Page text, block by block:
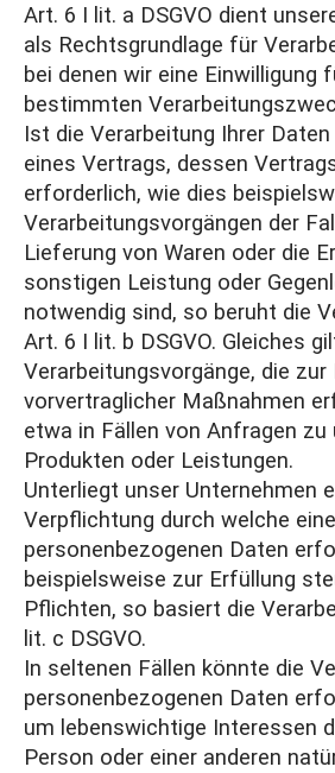
Art. 6 I lit. a DSGVO dient
als Rechtsgrundlage für
bei denen wir eine Einwilligung
bestimmten
Ist die Verarbeitung Ihrer
eines Vertrags, dessen
erforderlich, wie dies
Verarbeitungsvorgängen der
Lieferung von Waren oder die
sonstigen Leistung oder
notwendig sind, so beruht die
Art. 6 I lit. b DSGVO. Gleiches
Verarbeitungsvorgänge, die
vorvertraglicher Maßnahmen
etwa in Fällen von Anfragen zu
Produkten oder Leistungen.
Unterliegt unser Unternehmen
Verpflichtung durch welche
personenbezogenen Daten
beispielsweise zur Erfüllung
Pflichten, so basiert die
lit. c DSGVO.
In seltenen Fällen könnte die
personenbezogenen Daten
um lebenswichtige Interessen
Person oder einer anderen